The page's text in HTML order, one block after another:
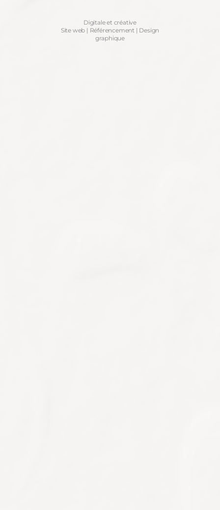
Digitale et créative
Site web | Référencement | Design
graphique